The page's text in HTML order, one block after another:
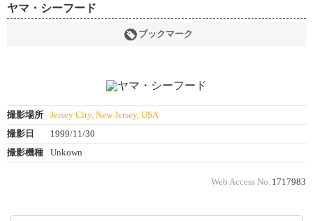
ヤマ・シーフード
ブックマーク
撮影場所
Jersey City, New Jersey, USA
撮影日
1999/11/30
撮影機種
Unkown
Web Access No. 1717983